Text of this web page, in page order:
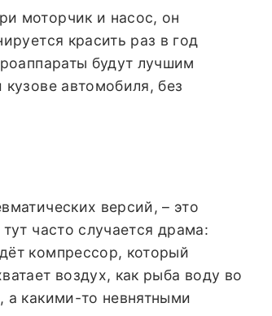
моторчик и насос, он
красить раз в год
будут лучшим
автомобиля, без
версий, – это
часто случается драма:
компрессор, который
воздух, как рыба воду во
а какими-то невнятными